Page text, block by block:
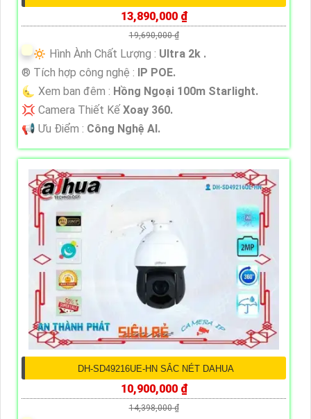
13,890,000 ₫
19,690,000 ₫
🔅 Hình Ành Chất Lượng : Ultra 2k .
®️ Tích hợp công nghệ :
IP POE.
🌜 Xem ban đêm : Hồng Ngoại 100m Starlight.
💢 Camera Thiết Kế Xoay 360.
️📢 Ưu Điểm : Công Nghệ AI.
DH-SD49216UE-HN SẮC NÉT DAHUA
10,900,000 ₫
14,398,000 ₫